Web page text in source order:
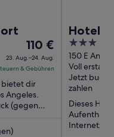
Der
Preis
beträgt
110 €
pro
Nacht
110 €
23. Aug.–24. Aug.
& Gebühren
bietet dir
Angeles.
(gegen
Hotel
3
out
of
5
150 E
Burbank CA
Voll
Jetzt
zahlen
Dieses
Aufenthalt